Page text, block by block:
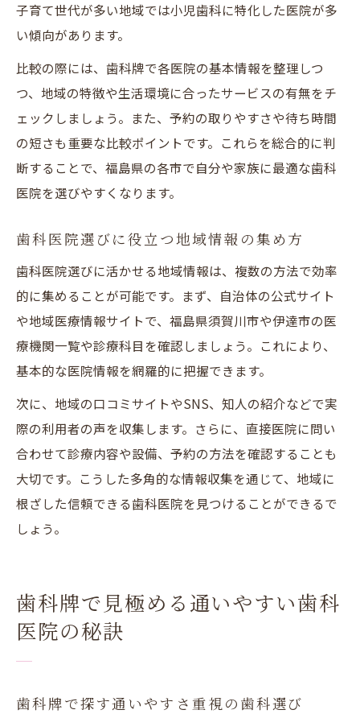
子育て世代が多い地域では小児歯科に特化した医院が多
い傾向があります。
比較の際には、歯科牌で各医院の基本情報を整理しつ
つ、地域の特徴や生活環境に合ったサービスの有無をチ
ェックしましょう。また、予約の取りやすさや待ち時間
の短さも重要な比較ポイントです。これらを総合的に判
断することで、福島県の各市で自分や家族に最適な歯科
医院を選びやすくなります。
歯科医院選びに役立つ地域情報の集め方
歯科医院選びに活かせる地域情報は、複数の方法で効率
的に集めることが可能です。まず、自治体の公式サイト
や地域医療情報サイトで、福島県須賀川市や伊達市の医
療機関一覧や診療科目を確認しましょう。これにより、
基本的な医院情報を網羅的に把握できます。
次に、地域の口コミサイトやSNS、知人の紹介などで実
際の利用者の声を収集します。さらに、直接医院に問い
合わせて診療内容や設備、予約の方法を確認することも
大切です。こうした多角的な情報収集を通じて、地域に
根ざした信頼できる歯科医院を見つけることができるで
しょう。
歯科牌で見極める通いやすい歯科
医院の秘訣
歯科牌で探す通いやすさ重視の歯科選び